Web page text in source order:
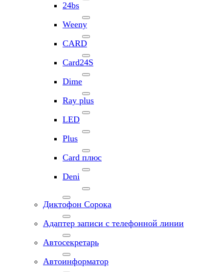
24bs
Weeny
CARD
Card24S
Dime
Ray plus
LED
Plus
Card плюс
Deni
Диктофон Сорока
Адаптер записи с телефонной линии
Автосекретарь
Автоинформатор